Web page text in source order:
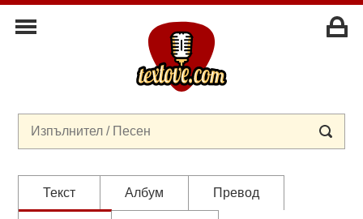
Текст Албум Превод